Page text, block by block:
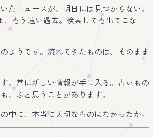
たニュースが、明日には見つからない。
、もう遠い過去。検索しても出てこな
ようです。流れてきたものは、そのまま
。常に新しい情報が手に入る。古いもの
、ふと思うことがあります。
中に、本当に大切なものはなかったか。